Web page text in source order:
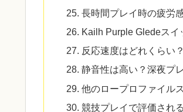
長時間プレイ時の疲労
Kailh Purple Gledeスイ
反応速度はどれくらい
静音性は高い？深夜プ
他のロープロファイル
競技プレイで評価され